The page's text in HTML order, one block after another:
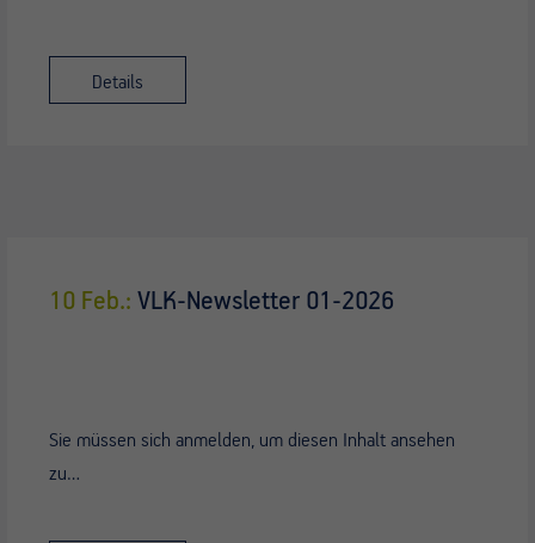
Details
10 Feb.: VLK-Newsletter 01-2026
Sie müssen sich anmelden, um diesen Inhalt ansehen
zu…